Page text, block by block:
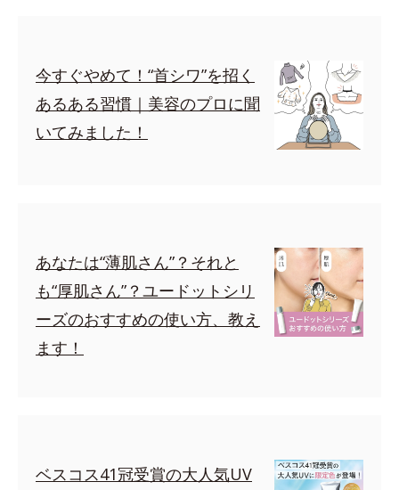
今すぐやめて！“首シワ”を招く
あるある習慣｜美容のプロに聞
いてみました！
あなたは“薄肌さん”？それと
も“厚肌さん”？ユードットシリ
ーズのおすすめの使い方、教え
ます！
ベスコス41冠受賞の大人気UV